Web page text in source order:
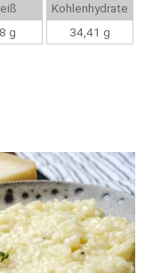
g
Kohlenhydrate
34,41 g